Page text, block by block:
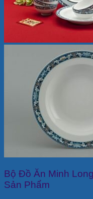
Bộ Đồ Ăn Minh
Sản Phẩm